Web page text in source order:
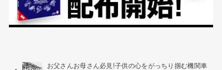
お父さんお母さん必見!子供の心をがっちり掴む機関車